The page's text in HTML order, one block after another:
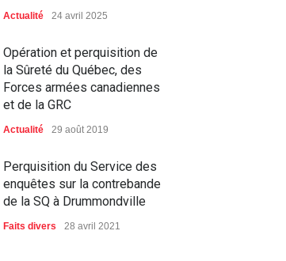
Actualité 24 avril 2025
Opération et perquisition de
la Sûreté du Québec, des
Forces armées canadiennes
et de la GRC
Actualité 29 août 2019
Perquisition du Service des
enquêtes sur la contrebande
de la SQ à Drummondville
Faits divers 28 avril 2021